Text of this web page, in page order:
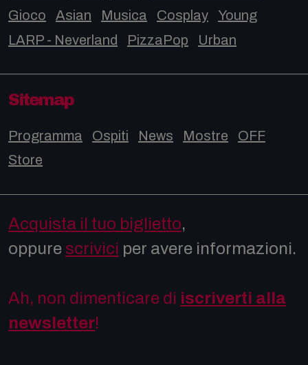
Gioco
Asian Musica Cosplay
Young
LARP - Neverland
PizzaPop Urban
Sitemap
Programma Ospiti News Mostre
OFF
Store
Acquista il tuo biglietto,
oppure scrivici per avere informazioni.
Ah, non dimenticare di iscriverti alla
newsletter!